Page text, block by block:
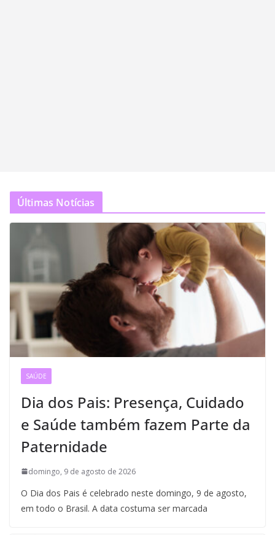
Últimas Notícias
SAÚDE
Dia dos Pais: Presença, Cuidado
e Saúde também fazem Parte da
Paternidade
domingo, 9 de agosto de 2026
O Dia dos Pais é celebrado neste domingo, 9 de agosto,
em todo o Brasil. A data costuma ser marcada